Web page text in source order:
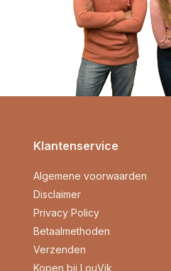
Klantenservice
Algemene voorwaarden
Disclaimer
Privacy Policy
Betaalmethoden
Verzenden
Kopen bij LouVik